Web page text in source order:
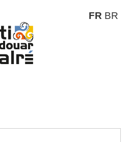
FR BR